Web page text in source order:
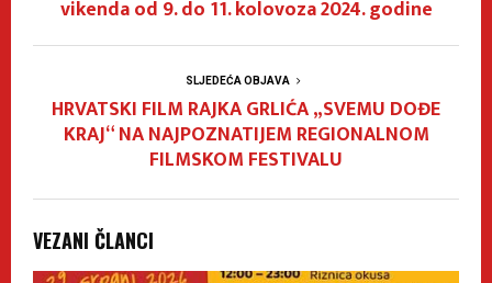
vikenda od 9. do 11. kolovoza 2024. godine
SLJEDEĆA OBJAVA
HRVATSKI FILM RAJKA GRLIĆA „SVEMU DOĐE
KRAJ“ NA NAJPOZNATIJEM REGIONALNOM
FILMSKOM FESTIVALU
VEZANI ČLANCI